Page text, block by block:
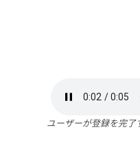
ユーザーが登録を完了